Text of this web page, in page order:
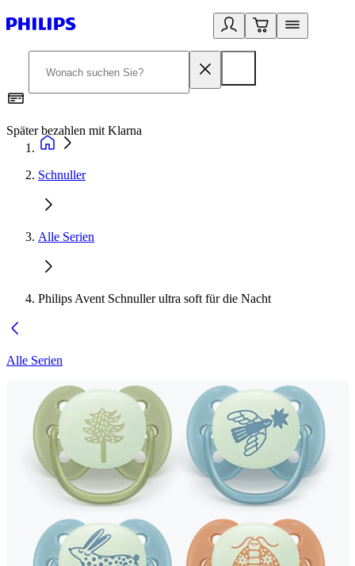
Später bezahlen mit Klarna
Schnuller
Alle Serien
Philips Avent Schnuller ultra soft für die Nacht
Alle Serien